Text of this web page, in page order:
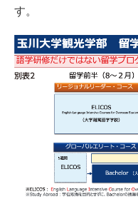
す。